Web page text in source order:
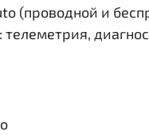
(проводной и